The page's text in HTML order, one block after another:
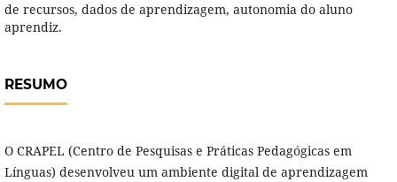
de recursos, dados de aprendizagem, autonomia do aluno
aprendiz.
RESUMO
O CRAPEL (Centro de Pesquisas e Práticas Pedagógicas em
Línguas) desenvolveu um ambiente digital de aprendizagem